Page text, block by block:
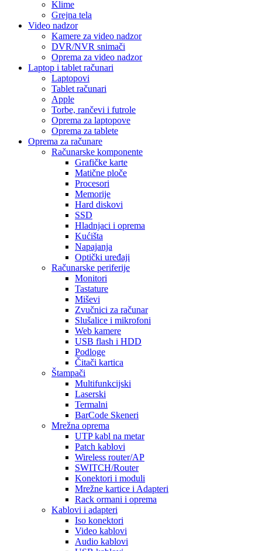
Klime
Grejna tela
Video nadzor
Kamere za video nadzor
DVR/NVR snimači
Oprema za video nadzor
Laptop i tablet računari
Laptopovi
Tablet računari
Apple
Torbe, rančevi i futrole
Oprema za laptopove
Oprema za tablete
Oprema za računare
Računarske komponente
Grafičke karte
Matične ploče
Procesori
Memorije
Hard diskovi
SSD
Hladnjaci i oprema
Kućišta
Napajanja
Optički uređaji
Računarske periferije
Monitori
Tastature
Miševi
Zvučnici za računar
Slušalice i mikrofoni
Web kamere
USB flash i HDD
Podloge
Čitači kartica
Štampači
Multifunkcijski
Laserski
Termalni
BarCode Skeneri
Mrežna oprema
UTP kabl na metar
Patch kablovi
Wireless router/AP
SWITCH/Router
Konektori i moduli
Mrežne kartice i Adapteri
Rack ormani i oprema
Kablovi i adapteri
Iso konektori
Video kablovi
Audio kablovi